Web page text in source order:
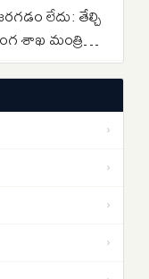
లేదు: తేల్చి
శాఖ మంత్రి
సీ-ప్లేన్
నుంచి టేకాఫ్..
రిలీజ్ లో
చైతన్యం గూడూరి
›
›
›
›